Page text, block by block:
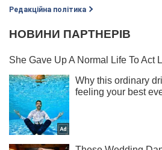
Редакційна політика